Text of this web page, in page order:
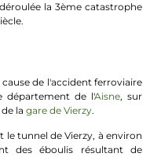
déroulée la 3ème catastrophe
de l'accident ferroviaire
département de l'Aisne, sur
la gare de Vierzy.
le tunnel de Vierzy, à environ
des éboulis résultant de